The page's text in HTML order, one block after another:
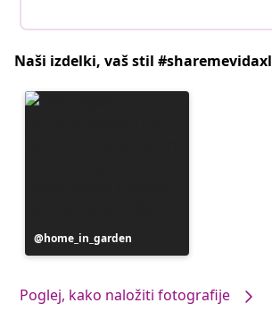
Naši izdelki, vaš stil #sharemevidaxl
Objavo
je
home_in_garden
Poglej, kako naložiti fotografije